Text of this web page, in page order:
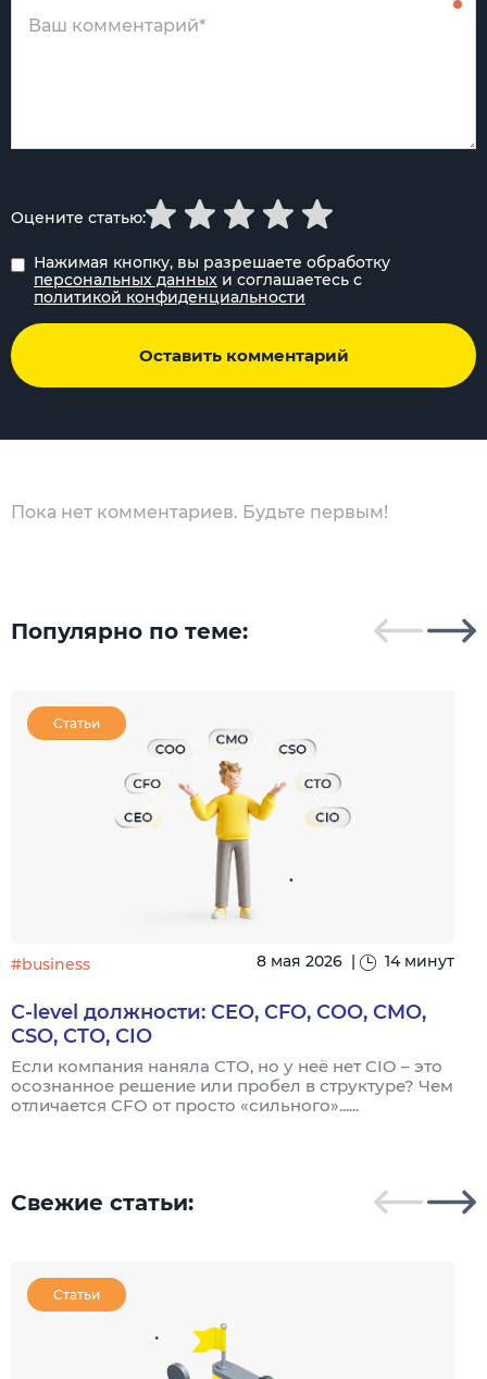
Нажимая кнопку, вы разрешаете обработку
персональных данных и соглашаетесь с
политикой конфиденциальности
Оставить комментарий
Оцените статью:
Пока нет комментариев. Будьте первым!
Популярно по теме:
Статьи
#business 8 мая 2026 | 14 минут
C-level должности: CEO, CFO, COO, CMO,
CSO, CTO, CIO
Если компания наняла CTO, но у неё нет CIO – это
осознанное решение или пробел в структуре? Чем
отличается CFO от просто «сильного»......
Свежие статьи:
Статьи